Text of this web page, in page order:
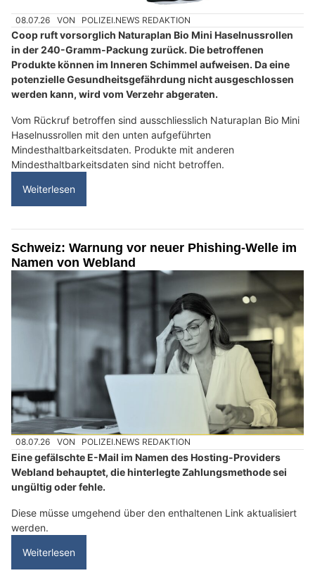
08.07.26 VON POLIZEI.NEWS REDAKTION
Coop ruft vorsorglich Naturaplan Bio Mini Haselnussrollen
in der 240-Gramm-Packung zurück. Die betroffenen
Produkte können im Inneren Schimmel aufweisen. Da eine
potenzielle Gesundheitsgefährdung nicht ausgeschlossen
werden kann, wird vom Verzehr abgeraten.
Vom Rückruf betroffen sind ausschliesslich Naturaplan Bio Mini
Haselnussrollen mit den unten aufgeführten
Mindesthaltbarkeitsdaten. Produkte mit anderen
Mindesthaltbarkeitsdaten sind nicht betroffen.
Weiterlesen
Schweiz: Warnung vor neuer Phishing-Welle im
Namen von Webland
08.07.26 VON POLIZEI.NEWS REDAKTION
Eine gefälschte E-Mail im Namen des Hosting-Providers
Webland behauptet, die hinterlegte Zahlungsmethode sei
ungültig oder fehle.
Diese müsse umgehend über den enthaltenen Link aktualisiert
werden.
Weiterlesen